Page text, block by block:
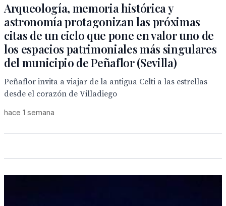
Arqueología, memoria histórica y
astronomía protagonizan las próximas
citas de un ciclo que pone en valor uno de
los espacios patrimoniales más singulares
del municipio de Peñaflor (Sevilla)
Peñaflor invita a viajar de la antigua Celti a las estrellas
desde el corazón de Villadiego
hace 1 semana